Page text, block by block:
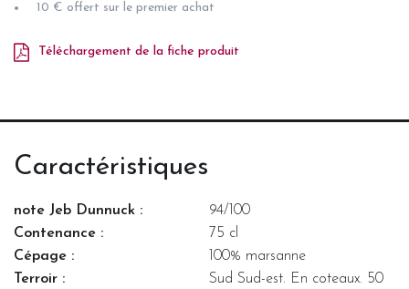
10 € offert sur le premier achat
Téléchargement de la fiche produit
Caractéristiques
note Jeb Dunnuck :
94/100
Contenance :
75 cl
Cépage :
100% marsanne
Terroir :
Sud Sud-est. En coteaux. 50